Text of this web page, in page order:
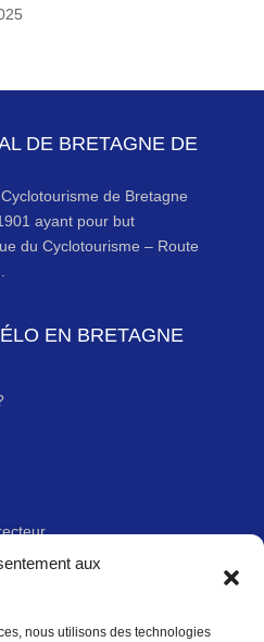
aux
nous utilisons des technologies
DE BRETAGNE DE
de Bretagne
ayant pour but
du Cyclotourisme – Route
EN BRETAGNE
Française de cyclotourisme